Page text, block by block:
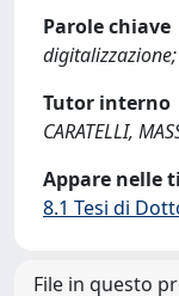
Parole chiave
Tutor interno
CARATELLI,
Appare nelle
8.1 Tesi di
File in questo